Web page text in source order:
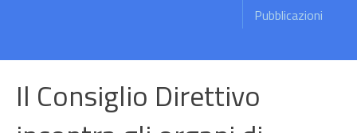
Pubblicazioni
Il Consiglio Direttivo